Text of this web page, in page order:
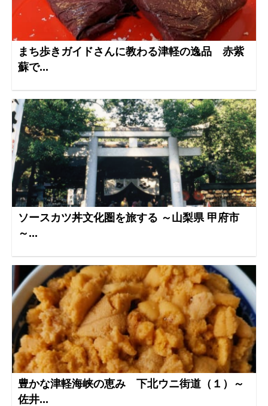
まち歩きガイドさんに教わる津軽の逸品 赤紫
蘇で...
ソースカツ丼文化圏を旅する ～山梨県 甲府市
～...
豊かな津軽海峡の恵み 下北ウニ街道（１）～
佐井...